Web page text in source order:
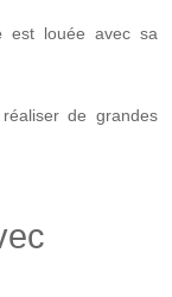
est louée avec sa
de grandes